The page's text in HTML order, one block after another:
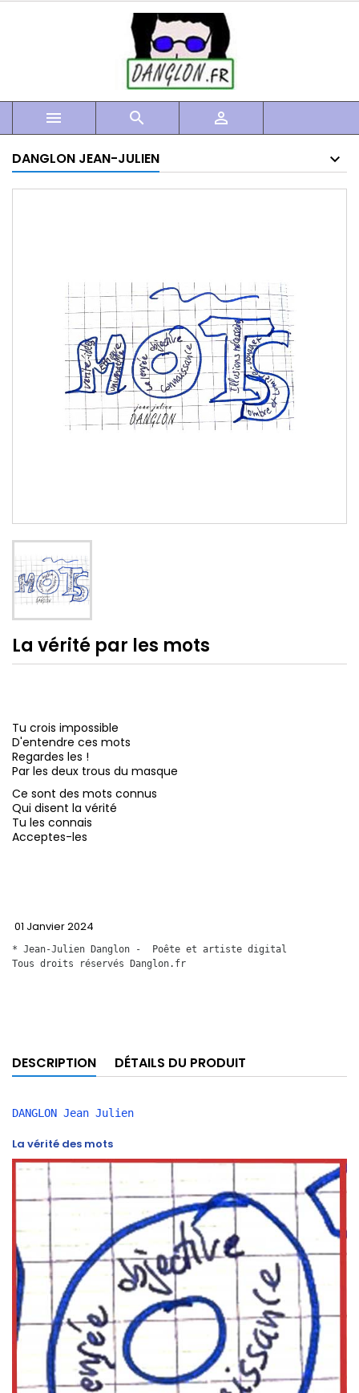
  
DANGLON JEAN-JULIEN
La vérité par les mots
Tu crois impossible
D'entendre ces mots
Regardes les !
Par les deux trous du masque
Ce sont des mots connus
Qui disent la vérité
Tu les connais
Acceptes-les
01 Janvier 2024
* Jean-Julien Danglon -  Poête et artiste digital
Tous droits réservés Danglon.fr
DESCRIPTION DÉTAILS DU PRODUIT
DANGLON Jean Julien
La vérité des mots